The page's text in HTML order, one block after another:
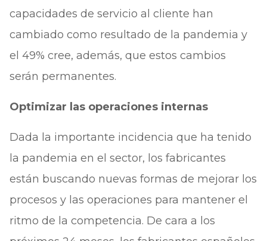
capacidades de servicio al cliente han
cambiado como resultado de la pandemia y
el 49% cree, además, que estos cambios
serán permanentes.
Optimizar las operaciones internas
Dada la importante incidencia que ha tenido
la pandemia en el sector, los fabricantes
están buscando nuevas formas de mejorar los
procesos y las operaciones para mantener el
ritmo de la competencia. De cara a los